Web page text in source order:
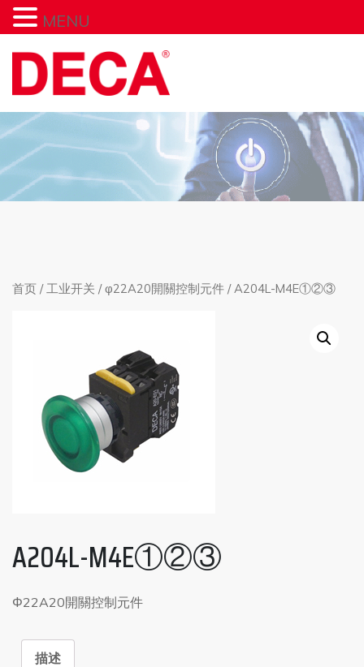
首页 /工业开关 /φ22A20開關控制元件 / A204L-M4E①②③
A204L-M4E①②③
Φ22A20開關控制元件
描述
MENU